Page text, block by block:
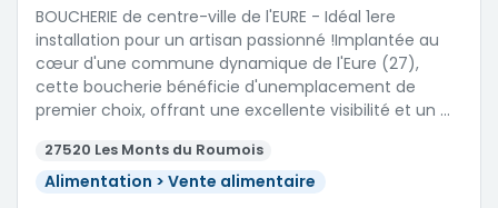
BOUCHERIE de centre-ville de l'EURE - Idéal 1ere
installation pour un artisan passionné !Implantée au
cœur d'une commune dynamique de l'Eure (27),
cette boucherie bénéficie d'unemplacement de
premier choix, offrant une excellente visibilité et un …
27520 Les Monts du Roumois
Alimentation > Vente alimentaire